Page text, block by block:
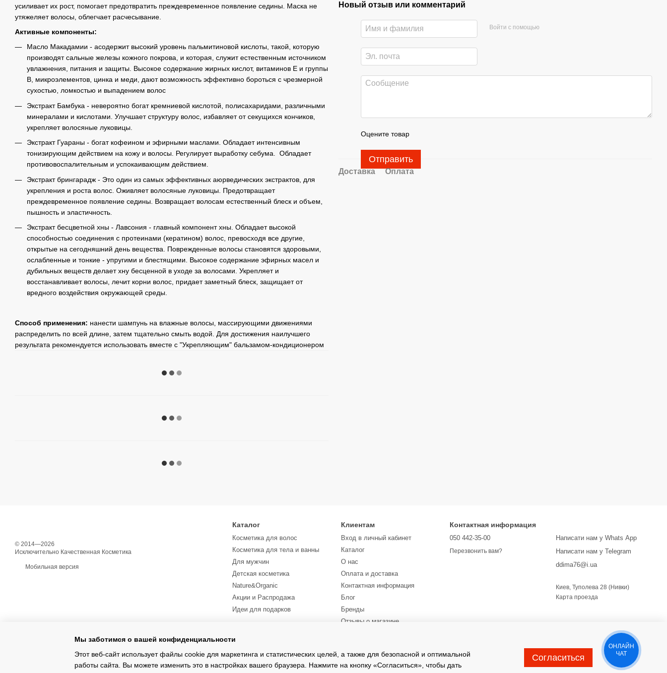
усиливает их рост, помогает предотвратить преждевременное появление седины. Маска не
утяжеляет волосы, облегчает расчесывание.
Активные компоненты:
Масло Макадамии - асодержит высокий уровень пальмитиновой кислоты, такой, которую
производят сальные железы кожного покрова, и которая, служит естественным источником
увлажнения, питания и защиты. Высокое содержание жирных кислот, витаминов Е и группы
B, микроэлементов, цинка и меди, дают возможность эффективно бороться с чрезмерной
сухостью, ломкостью и выпадением волос
Экстракт Бамбука - невероятно богат кремниевой кислотой, полисахаридами, различными
минералами и кислотами. Улучшает структуру волос, избавляет от секущихся кончиков,
укрепляет волосяные луковицы.
Экстракт Гуараны - богат кофеином и эфирными маслами. Обладает интенсивным
тонизирующим действием на кожу и волосы. Регулирует выработку себума. Обладает
противовоспалительным и успокаивающим действием.
Экстракт брингарадж - Это один из самых эффективных аюрведических экстрактов, для
укрепления и роста волос. Оживляет волосяные луковицы. Предотвращает
преждевременное появление седины. Возвращает волосам естественный блеск и объем,
пышность и эластичность.
Экстракт бесцветной хны - Лавсония - главный компонент хны. Обладает высокой
способностью соединения с протеинами (кератином) волос, превосходя все другие,
открытые на сегодняшний день вещества. Поврежденные волосы становятся здоровыми,
ослабленные и тонкие - упругими и блестящими. Высокое содержание эфирных масел и
дубильных веществ делает хну бесценной в уходе за волосами. Укрепляет и
восстанавливает волосы, лечит корни волос, придает заметный блеск, защищает от
вредного воздействия окружающей среды.
Способ применения: нанести шампунь на влажные волосы, массирующими движениями
распределить по всей длине, затем тщательно смыть водой. Для достижения наилучшего
результата рекомендуется использовать вместе с "Укрепляющим" бальзамом-кондиционером
Новый отзыв или комментарий
Войти с помощью
Оцените товар
Отправить
Доставка Оплата
© 2014—2026
Исключительно Качественная Косметика
Мобильная версия
Каталог
Косметика для волос
Косметика для тела и ванны
Для мужчин
Детская косметика
Nature&Organic
Акции и Распродажа
Идеи для подарков
Клиентам
Вход в личный кабинет
Каталог
О нас
Оплата и доставка
Контактная информация
Блог
Бренды
Отзывы о магазине
Контактная информация
050 442-35-00
Перезвонить вам?
Написати нам у Whats App
Написати нам у Telegram
ddima76@i.ua
Киев, Туполева 28 (Нивки)
Карта проезда
Мы заботимся о вашей конфиденциальности
Этот веб-сайт использует файлы cookie для маркетинга и статистических целей, а также для безопасной и оптимальной
работы сайта. Вы можете изменить это в настройках вашего браузера. Нажмите на кнопку «Согласиться», чтобы дать
Согласиться
ОНЛАЙН
ЧАТ